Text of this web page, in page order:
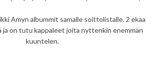
Amyn albummit samalle soittolistalle. 2 ekaa
ja on tutu kappaleet joita nyttenkin enemmän
kuuntelen.